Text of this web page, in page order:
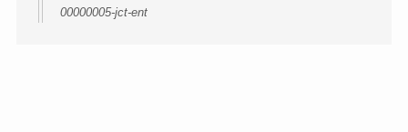
00000005-jct-ent